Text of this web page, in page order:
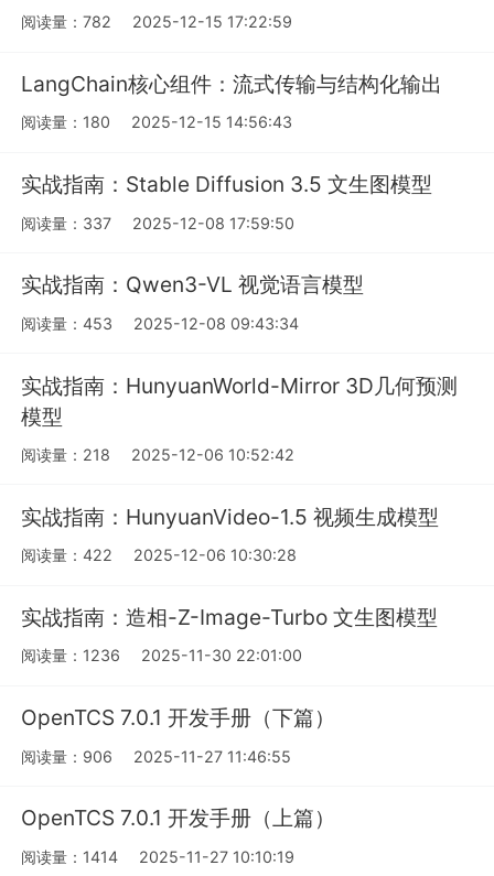
阅读量：782 2025-12-15 17:22:59
LangChain核心组件：流式传输与结构化输出
阅读量：180 2025-12-15 14:56:43
实战指南：Stable Diffusion 3.5 文生图模型
阅读量：337 2025-12-08 17:59:50
实战指南：Qwen3-VL 视觉语言模型
阅读量：453 2025-12-08 09:43:34
实战指南：HunyuanWorld-Mirror 3D几何预测
模型
阅读量：218 2025-12-06 10:52:42
实战指南：HunyuanVideo-1.5 视频生成模型
阅读量：422 2025-12-06 10:30:28
实战指南：造相-Z-Image-Turbo 文生图模型
阅读量：1236 2025-11-30 22:01:00
OpenTCS 7.0.1 开发手册（下篇）
阅读量：906 2025-11-27 11:46:55
OpenTCS 7.0.1 开发手册（上篇）
阅读量：1414 2025-11-27 10:10:19